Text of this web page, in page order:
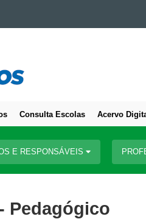
Consulta Escolas Acervo
E RESPONSÁVEIS
Pedagógico